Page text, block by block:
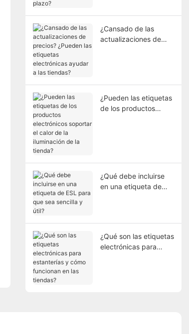
¿Cansado de las
actualizaciones de
¿Pueden las etiquetas
de los productos
¿Qué debe incluirse
en una etiqueta de
¿Qué son las etiquetas
electrónicas para